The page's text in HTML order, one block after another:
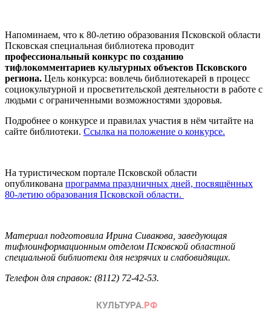
Напоминаем, что к 80-летию образования Псковской области
Псковская специальная библиотека проводит
профессиональный конкурс по созданию
тифлокомментариев культурных объектов Псковского
региона. Цель конкурса: вовлечь библиотекарей в процесс
социокультурной и просветительской деятельности в работе с
людьми с ограниченными возможностями здоровья.
Подробнее о конкурсе и правилах участия в нём читайте на
сайте библиотеки. Ссылка на положение о конкурсе.
На туристическом портале Псковской области
опубликована программа праздничных дней, посвящённых
80-летию образования Псковской области.
Материал подготовила Ирина Сивакова, заведующая
тифлоинформационным отделом Псковской областной
специальной библиотеки для незрячих и слабовидящих.
Телефон для справок: (8112) 72-42-53.